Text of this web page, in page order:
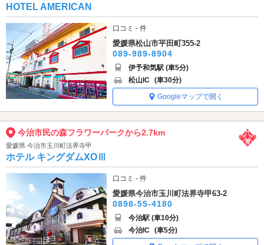
HOTEL AMERICAN
口コミ - 件
愛媛県松山市平田町355-2
089-989-8904
伊予和気駅 (車5分)
松山IC (車30分)
Googleマップで開く
今治市民の森フラワーパークから2.7km
愛媛県 今治市玉川町法界寺甲
ホテル キングダムXOⅢ
口コミ - 件
愛媛県今治市玉川町法界寺甲63-2
0898-55-4180
今治駅 (車10分)
今治IC (車5分)